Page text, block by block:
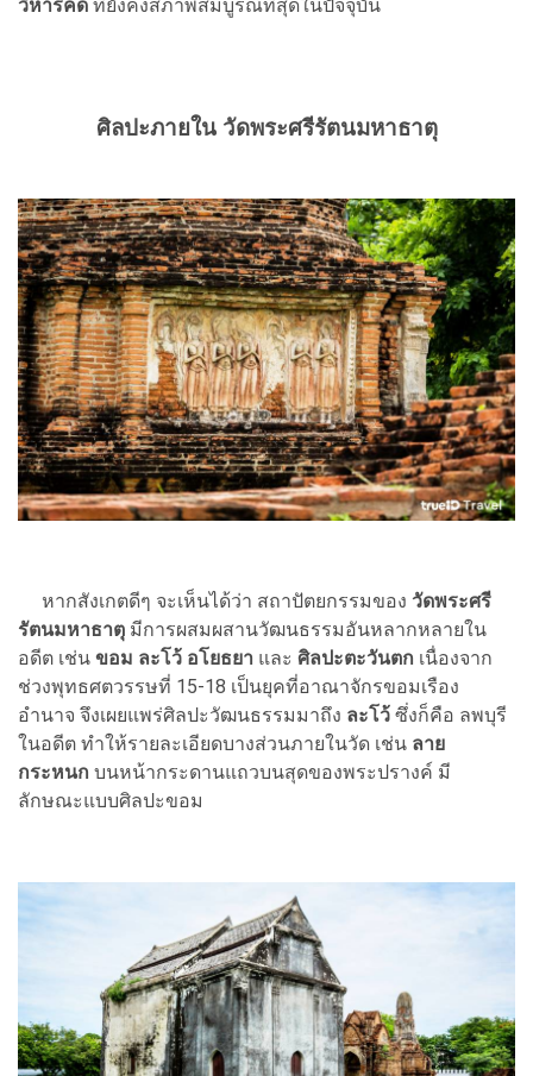
วิหารคด ที่ยังคงสภาพสมบูรณ์ที่สุดในปัจจุบัน
ศิลปะภายใน วัดพระศรีรัตนมหาธาตุ
หากสังเกตดีๆ จะเห็นได้ว่า สถาปัตยกรรมของ วัดพระศรี
รัตนมหาธาตุ มีการผสมผสานวัฒนธรรมอันหลากหลายใน
อดีต เช่น ขอม ละโว้ อโยธยา และ ศิลปะตะวันตก เนื่องจาก
ช่วงพุทธศตวรรษที่ 15-18 เป็นยุคที่อาณาจักรขอมเรือง
อำนาจ จึงเผยแพร่ศิลปะวัฒนธรรมมาถึง ละโว้ ซึ่งก็คือ ลพบุรี
ในอดีต ทำให้รายละเอียดบางส่วนภายในวัด เช่น ลาย
กระหนก บนหน้ากระดานแถวบนสุดของพระปรางค์ มี
ลักษณะแบบศิลปะขอม